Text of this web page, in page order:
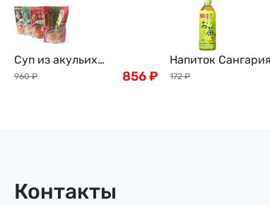
Суп из акульих
плавников, Япония, 200 г
960 ₽ 856₽
Напиток Сангария
Японский
172 ₽
Контакты